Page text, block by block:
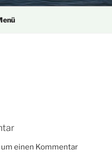
um einen Kommentar